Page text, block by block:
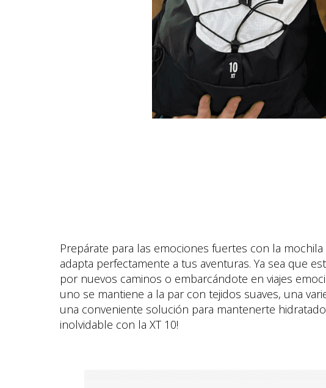
Prepárate para las emociones fuertes con la
adapta perfectamente a tus aventuras. Ya sea que
por nuevos caminos o embarcándote en viajes
uno se mantiene a la par con tejidos suaves, una
una conveniente solución para mantenerte
inolvidable con la XT 10!